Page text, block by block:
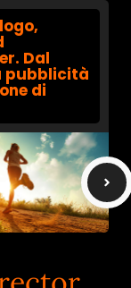
Dal
pubblicità
di